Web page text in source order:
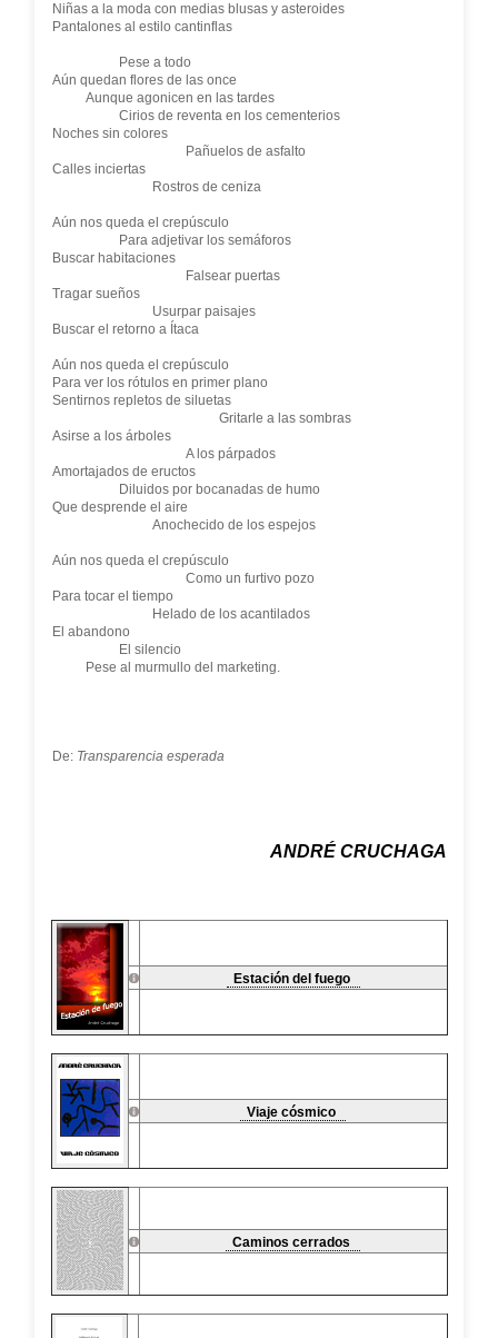
Niñas a la moda con medias blusas y asteroides
Pantalones al estilo cantinflas
Pese a todo
Aún quedan flores de las once
Aunque agonicen en las tardes
Cirios de reventa en los cementerios
Noches sin colores
Pañuelos de asfalto
Calles inciertas
Rostros de ceniza
Aún nos queda el crepúsculo
Para adjetivar los semáforos
Buscar habitaciones
Falsear puertas
Tragar sueños
Usurpar paisajes
Buscar el retorno a Ítaca
Aún nos queda el crepúsculo
Para ver los rótulos en primer plano
Sentirnos repletos de siluetas
Gritarle a las sombras
Asirse a los árboles
A los párpados
Amortajados de eructos
Diluidos por bocanadas de humo
Que desprende el aire
Anochecido de los espejos
Aún nos queda el crepúsculo
Como un furtivo pozo
Para tocar el tiempo
Helado de los acantilados
El abandono
El silencio
Pese al murmullo del marketing.
De: Transparencia esperada
ANDRÉ CRUCHAGA
Estación del fuego
Viaje cósmico
Caminos cerrados